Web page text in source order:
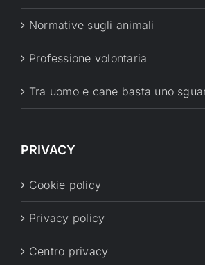
Normative sugli animali
Professione volontaria
Tra uomo e cane basta uno
PRIVACY
Cookie policy
Privacy policy
Centro privacy